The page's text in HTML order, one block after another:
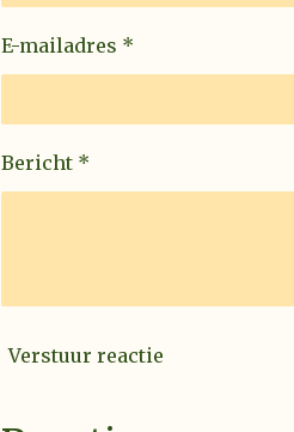
E-mailadres *
Bericht *
Verstuur reactie